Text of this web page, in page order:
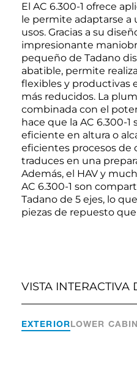
El AC 6.300-1 ofrece
le permite adaptarse a
usos. Gracias a su
impresionante
pequeño de Tadano
abatible, permite
flexibles y productivas
más reducidos. La
combinada con el
hace que la AC 6.300-
eficiente en altura o
eficientes procesos de
traduces en una
Además, el HAV y
AC 6.300-1 son
Tadano de 5 ejes, lo
piezas de repuesto
VISTA INTERACTIVA
EXTERIORLOWER CABIN